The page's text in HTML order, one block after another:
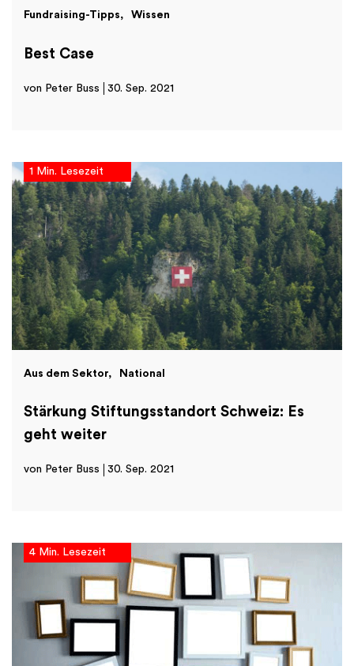
Fundraising-Tipps Wissen
Best Case
von Peter Buss 30. Sep. 2021
1 Min. Lesezeit
Aus dem Sektor National
Stärkung Stiftungsstandort Schweiz: Es
geht weiter
von Peter Buss 30. Sep. 2021
4 Min. Lesezeit